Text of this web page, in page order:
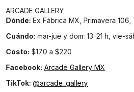
ARCADE GALLERY
Dónde: Ex Fábrica MX, Primavera 106,
Cuándo: mar-jue y dom: 13-21 h, vie-
Costo: $170 a $220
Facebook: Arcade Gallery MX
TikTok: @arcade_gallery